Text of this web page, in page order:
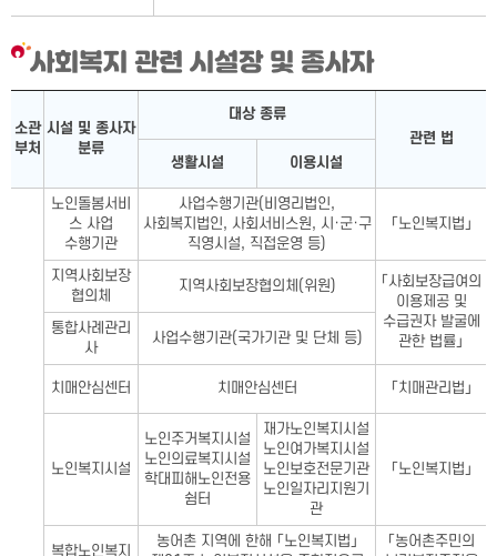
사회복지 관련 시설장 및 종사자
소관
부처
시설 및 종사자
분류
대상 종류
관련 법
생활시설
이용시설
노인돌봄서비
스 사업
수행기관
사업수행기관(비영리법인,
사회복지법인, 사회서비스원, 시·군·구
직영시설, 직접운영 등)
「노인복지법」
지역사회보장
협의체
지역사회보장협의체(위원)
「사회보장급여의
이용제공 및
수급권자 발굴에
관한 법률」
통합사례관리
사
사업수행기관(국가기관 및 단체 등)
치매안심센터 치매안심센터 「치매관리법」
노인복지시설
노인주거복지시설
노인의료복지시설
학대피해노인전용
쉼터
재가노인복지시설
노인여가복지시설
노인보호전문기관
노인일자리지원기
관
「노인복지법」
복합노인복지
농어촌 지역에 한해 「노인복지법」
「농어촌주민의